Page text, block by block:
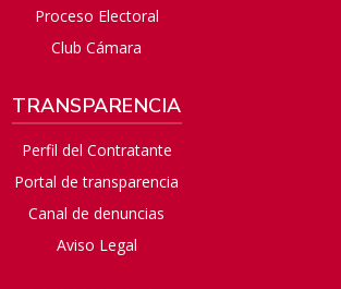
Proceso Electoral
Club Cámara
TRANSPARENCIA
Perfil del Contratante
Portal de transparencia
Canal de denuncias
Aviso Legal